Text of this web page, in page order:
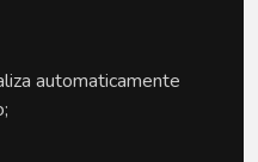
automaticamente